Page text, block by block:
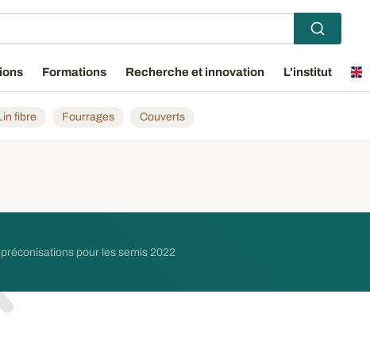
Formations Recherche et innovation L'institut
fibre Fourrages Couverts
pour les semis 2022